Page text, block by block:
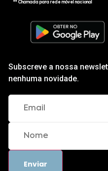
** Chamada para rede móvel nacional
Subscreve a nossa
nenhuma novidade.